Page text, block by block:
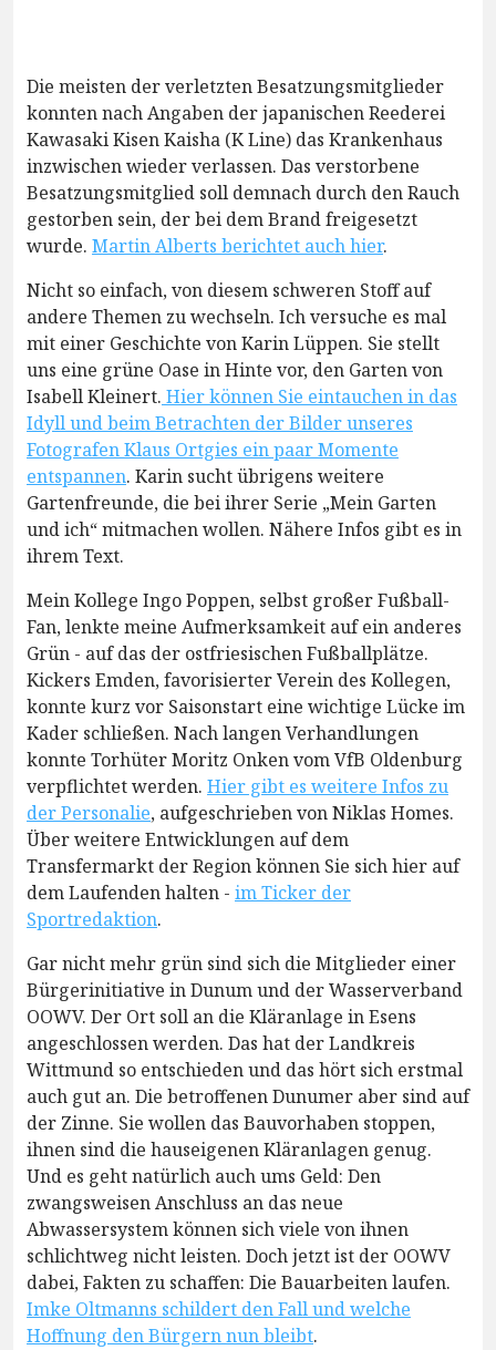
Die meisten der verletzten Besatzungsmitglieder
konnten nach Angaben der japanischen Reederei
Kawasaki Kisen Kaisha (K Line) das Krankenhaus
inzwischen wieder verlassen. Das verstorbene
Besatzungsmitglied soll demnach durch den Rauch
gestorben sein, der bei dem Brand freigesetzt
wurde. Martin Alberts berichtet auch hier.
Nicht so einfach, von diesem schweren Stoff auf
andere Themen zu wechseln. Ich versuche es mal
mit einer Geschichte von Karin Lüppen. Sie stellt
uns eine grüne Oase in Hinte vor, den Garten von
Isabell Kleinert. Hier können Sie eintauchen in das
Idyll und beim Betrachten der Bilder unseres
Fotografen Klaus Ortgies ein paar Momente
entspannen. Karin sucht übrigens weitere
Gartenfreunde, die bei ihrer Serie „Mein Garten
und ich“ mitmachen wollen. Nähere Infos gibt es in
ihrem Text.
Mein Kollege Ingo Poppen, selbst großer Fußball-
Fan, lenkte meine Aufmerksamkeit auf ein anderes
Grün - auf das der ostfriesischen Fußballplätze.
Kickers Emden, favorisierter Verein des Kollegen,
konnte kurz vor Saisonstart eine wichtige Lücke im
Kader schließen. Nach langen Verhandlungen
konnte Torhüter Moritz Onken vom VfB Oldenburg
verpflichtet werden. Hier gibt es weitere Infos zu
der Personalie, aufgeschrieben von Niklas Homes.
Über weitere Entwicklungen auf dem
Transfermarkt der Region können Sie sich hier auf
dem Laufenden halten - im Ticker der
Sportredaktion.
Gar nicht mehr grün sind sich die Mitglieder einer
Bürgerinitiative in Dunum und der Wasserverband
OOWV. Der Ort soll an die Kläranlage in Esens
angeschlossen werden. Das hat der Landkreis
Wittmund so entschieden und das hört sich erstmal
auch gut an. Die betroffenen Dunumer aber sind auf
der Zinne. Sie wollen das Bauvorhaben stoppen,
ihnen sind die hauseigenen Kläranlagen genug.
Und es geht natürlich auch ums Geld: Den
zwangsweisen Anschluss an das neue
Abwassersystem können sich viele von ihnen
schlichtweg nicht leisten. Doch jetzt ist der OOWV
dabei, Fakten zu schaffen: Die Bauarbeiten laufen.
Imke Oltmanns schildert den Fall und welche
Hoffnung den Bürgern nun bleibt.